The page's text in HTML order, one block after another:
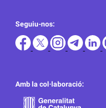
Seguiu-nos:
Amb la col·laboració: